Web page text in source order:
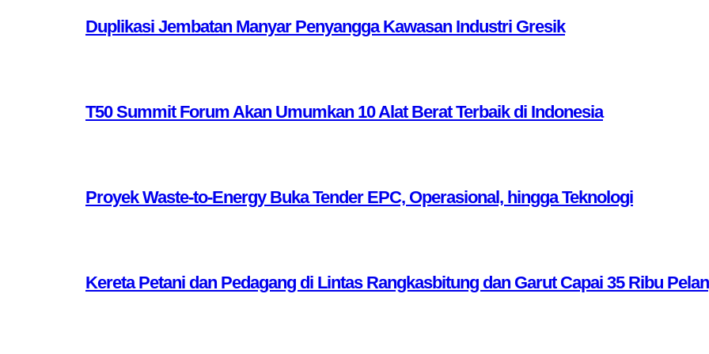
Duplikasi Jembatan Manyar Penyangga Kawasan Industri Gresik
T50 Summit Forum Akan Umumkan 10 Alat Berat Terbaik di Indonesia
Proyek Waste-to-Energy Buka Tender EPC, Operasional, hingga Teknologi
Kereta Petani dan Pedagang di Lintas Rangkasbitung dan Garut Capai 35 Ribu